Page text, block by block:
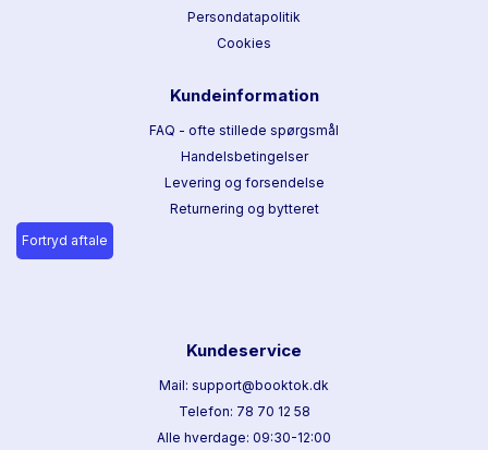
Persondatapolitik
Cookies
Kundeinformation
FAQ - ofte stillede spørgsmål
Handelsbetingelser
Levering og forsendelse
Returnering og bytteret
Fortryd aftale
Kundeservice
Mail: support@booktok.dk
Telefon: 78 70 12 58
Alle hverdage: 09:30-12:00